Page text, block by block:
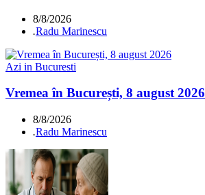
8/8/2026
.Radu Marinescu
Azi in Bucuresti
Vremea în București, 8 august 2026
8/8/2026
.Radu Marinescu